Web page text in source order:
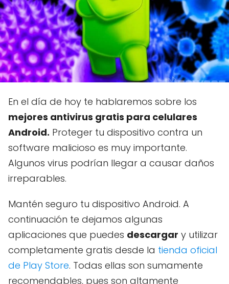
En el día de hoy te hablaremos sobre los
mejores antivirus gratis para celulares
Android. Proteger tu dispositivo contra un
software malicioso es muy importante.
Algunos virus podrían llegar a causar daños
irreparables.
Mantén seguro tu dispositivo Android. A
continuación te dejamos algunas
aplicaciones que puedes descargar y utilizar
completamente gratis desde la tienda oficial
de Play Store. Todas ellas son sumamente
recomendables, pues son altamente